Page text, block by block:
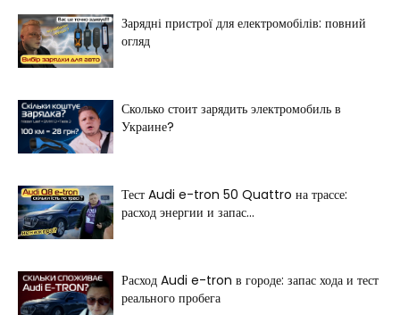
Зарядні пристрої для електромобілів: повний
огляд
Сколько стоит зарядить электромобиль в
Украине?
Тест Audi e-tron 50 Quattro на трассе:
расход энергии и запас...
Расход Audi e-tron в городе: запас хода и тест
реального пробега